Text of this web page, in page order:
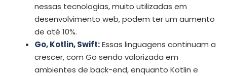
nessas tecnologias, muito utilizadas em
desenvolvimento web, podem ter um aumento
de até 10%.
Go, Kotlin, Swift:Essas linguagens continuam a
crescer, com Go sendo valorizada em
ambientes de back-end, enquanto Kotlin e